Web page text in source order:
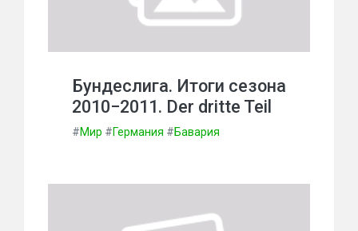
Бундеслига. Итоги сезона
2010−2011. Der dritte Teil
#Мир #Германия #Бавария